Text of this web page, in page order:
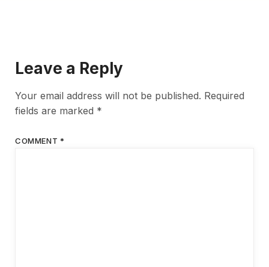
Leave a Reply
Your email address will not be published. Required
fields are marked *
COMMENT *